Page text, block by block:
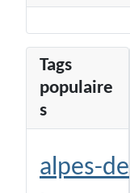
Tags
populaire
s
alpes-de-